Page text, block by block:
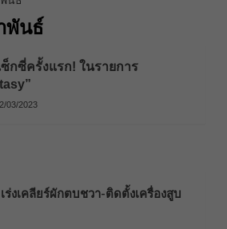
พันธ์
ซ็กซี่ครั้งแรก! ในรายการ
03/2023
งเคลียร์ผักตบชวา-ติดตั้งเครื่องสูบ